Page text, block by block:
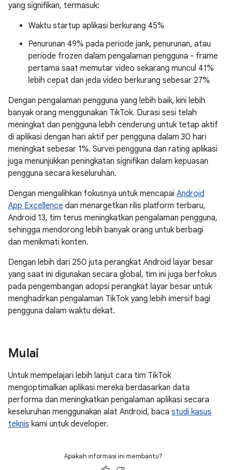
yang signifikan, termasuk:
Waktu startup aplikasi berkurang 45%
Penurunan 49% pada periode jank, penurunan, atau
periode frozen dalam pengalaman pengguna - frame
pertama saat memutar video sekarang muncul 41%
lebih cepat dan jeda video berkurang sebesar 27%
Dengan pengalaman pengguna yang lebih baik, kini lebih
banyak orang menggunakan TikTok. Durasi sesi telah
meningkat dan pengguna lebih cenderung untuk tetap aktif
di aplikasi dengan hari aktif per pengguna dalam 30 hari
meningkat sebesar 1%. Survei pengguna dan rating aplikasi
juga menunjukkan peningkatan signifikan dalam kepuasan
pengguna secara keseluruhan.
Dengan mengalihkan fokusnya untuk mencapai Android
App Excellence dan menargetkan rilis platform terbaru,
Android 13, tim terus meningkatkan pengalaman pengguna,
sehingga mendorong lebih banyak orang untuk berbagi
dan menikmati konten.
Dengan lebih dari 250 juta perangkat Android layar besar
yang saat ini digunakan secara global, tim ini juga berfokus
pada pengembangan adopsi perangkat layar besar untuk
menghadirkan pengalaman TikTok yang lebih imersif bagi
pengguna dalam waktu dekat.
Mulai
Untuk mempelajari lebih lanjut cara tim TikTok
mengoptimalkan aplikasi mereka berdasarkan data
performa dan meningkatkan pengalaman aplikasi secara
keseluruhan menggunakan alat Android, baca studi kasus
teknis kami untuk developer.
Apakah informasi ini membantu?